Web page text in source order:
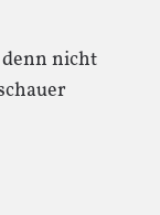
nicht